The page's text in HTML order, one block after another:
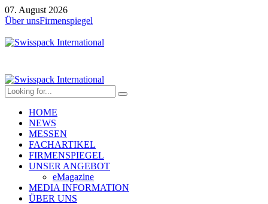
07. August 2026
Über unsFirmenspiegel
HOME
NEWS
MESSEN
FACHARTIKEL
FIRMENSPIEGEL
UNSER ANGEBOT
eMagazine
MEDIA INFORMATION
ÜBER UNS